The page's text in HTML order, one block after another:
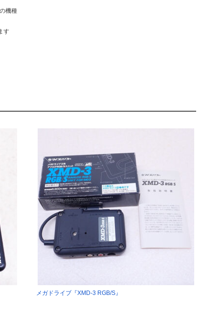
機種
す
メガドライブ『XMD-3 RGB/S』